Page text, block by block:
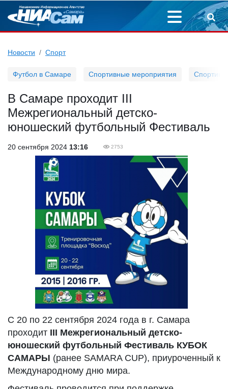
Новости Спорт
Футбол в Самаре Спортивные мероприятия
В Самаре проходит III
Межрегиональный детско-
юношеский футбольный Фестиваль
20 сентября 2024 13:16 2753
С 20 по 22 сентября 2024 года в г. Самара
проходит III Межрегиональный детско-
юношеский футбольный Фестиваль КУБОК
САМАРЫ (ранее SAMARA CUP), приуроченный к
Международному дню мира.